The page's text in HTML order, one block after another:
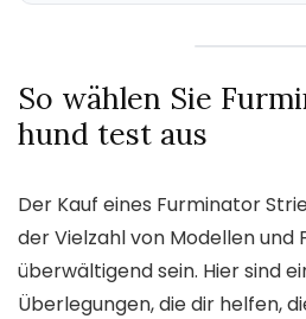
So wählen Sie
hund test aus
Der Kauf eines Furminator
der Vielzahl von Modellen und
überwältigend sein. Hier sind
Überlegungen, die dir helfen,